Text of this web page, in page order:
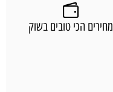
מחירים הכי טובים בשוק